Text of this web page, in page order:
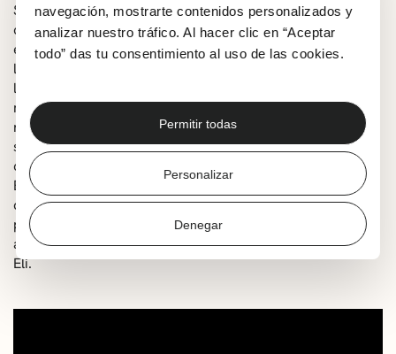
navegación, mostrarte contenidos personalizados y
analizar nuestro tráfico. Al hacer clic en “Aceptar
todo” das tu consentimiento al uso de las cookies.
Permitir todas
Personalizar
Denegar
Sinopsis: Eli tiene una imaginación desbordante, es muy
curiosa y le encantan los pájaros. Le gusta mirarlos y
escucharlos y los observa en todo tipo de situaciones. En
la calle, en la escuela… E incluso en la biblioteca, porque
le encanta leer información sobre pájaros para saber
más. Un día, Anna, la bibliotecaria de la escuela le
recomienda un libro de ornitología muy especial. Al día
siguiente, Eli vuelve a la biblioteca para devolverlo, tal y
como habían quedado, pero la biblioteca está cerrada.
Entonces Eli decide ir a casa de la bibliotecaria para
dárselo en persona. Anna vive en una isla llena de
pájaros en medio del río Loira. Así comienza una
aventura en plena naturaleza, y un viaje inspirador para
Eli.